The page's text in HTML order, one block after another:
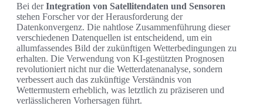
Bei derIntegration von Satellitendaten und Sensoren
stehen Forscher vor der Herausforderung der
Datenkonvergenz. Die nahtlose Zusammenführung dieser
verschiedenen Datenquellen ist entscheidend, um ein
allumfassendes Bild der zukünftigen Wetterbedingungen zu
erhalten. Die Verwendung von KI-gestützten Prognosen
revolutioniert nicht nur die Wetterdatenanalyse, sondern
verbessert auch das zukünftige Verständnis von
Wettermustern erheblich, was letztlich zu präziseren und
verlässlicheren Vorhersagen führt.